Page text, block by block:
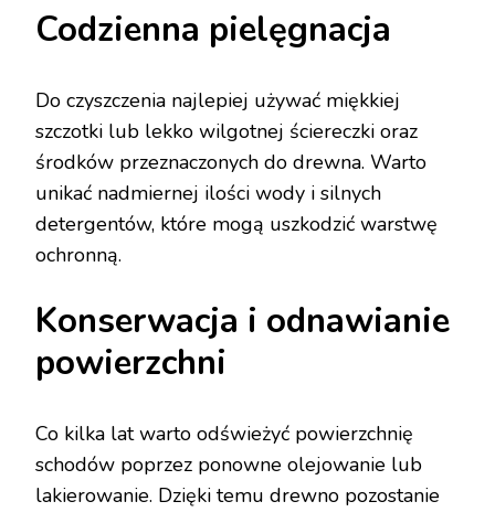
Codzienna pielęgnacja
Do czyszczenia najlepiej używać miękkiej
szczotki lub lekko wilgotnej ściereczki oraz
środków przeznaczonych do drewna. Warto
unikać nadmiernej ilości wody i silnych
detergentów, które mogą uszkodzić warstwę
ochronną.
Konserwacja i odnawianie
powierzchni
Co kilka lat warto odświeżyć powierzchnię
schodów poprzez ponowne olejowanie lub
lakierowanie. Dzięki temu drewno pozostanie